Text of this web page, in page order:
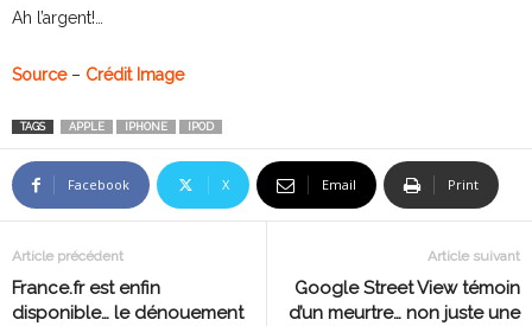
Ah l’argent!…
Source– Crédit Image
TAGS APPLE IPHONE IPOD
Facebook X Email Print
Article précédent
France.fr est enfin
disponible… le dénouement
Article suivant
Google Street View témoin
d’un meurtre… non juste une